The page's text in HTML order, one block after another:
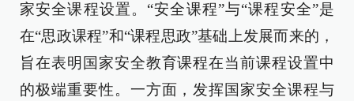
家安全课程设置。“安全课程”与“课程安全”是
在“思政课程”和“课程思政”基础上发展而来的，
旨在表明国家安全教育课程在当前课程设置中
的极端重要性。一方面，发挥国家安全课程与